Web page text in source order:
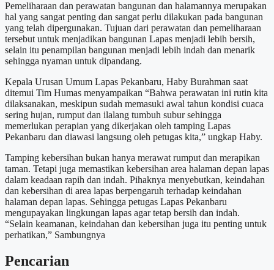
Pemeliharaan dan perawatan bangunan dan halamannya merupakan
hal yang sangat penting dan sangat perlu dilakukan pada bangunan
yang telah dipergunakan. Tujuan dari perawatan dan pemeliharaan
tersebut untuk menjadikan bangunan Lapas menjadi lebih bersih,
selain itu penampilan bangunan menjadi lebih indah dan menarik
sehingga nyaman untuk dipandang.
Kepala Urusan Umum Lapas Pekanbaru, Haby Burahman saat
ditemui Tim Humas menyampaikan “Bahwa perawatan ini rutin kita
dilaksanakan, meskipun sudah memasuki awal tahun kondisi cuaca
sering hujan, rumput dan ilalang tumbuh subur sehingga
memerlukan perapian yang dikerjakan oleh tamping Lapas
Pekanbaru dan diawasi langsung oleh petugas kita,” ungkap Haby.
Tamping kebersihan bukan hanya merawat rumput dan merapikan
taman. Tetapi juga memastikan kebersihan area halaman depan lapas
dalam keadaan rapih dan indah. Pihaknya menyebutkan, keindahan
dan kebersihan di area lapas berpengaruh terhadap keindahan
halaman depan lapas. Sehingga petugas Lapas Pekanbaru
mengupayakan lingkungan lapas agar tetap bersih dan indah.
“Selain keamanan, keindahan dan kebersihan juga itu penting untuk
perhatikan,” Sambungnya
Pencarian